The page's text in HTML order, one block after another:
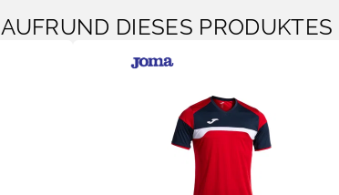
AUFRUND DIESES